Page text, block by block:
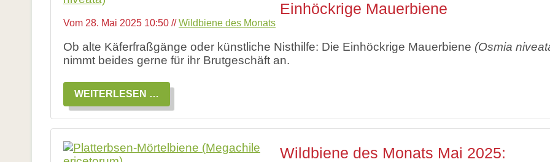
Einhöckrige Mauerbiene
Vom 28. Mai 2025 10:50 //Wildbiene des Monats
Ob alte Käferfraßgänge oder künstliche Nisthilfe: Die Einhöckrige Mauerbiene (Osmia
nimmt beides gerne für ihr Brutgeschäft an.
WEITERLESEN …
DES
MONATS
JUNI
2025:
EINHÖCKRIGE
MAUERBIENE
Wildbiene des Monats Mai 2025: